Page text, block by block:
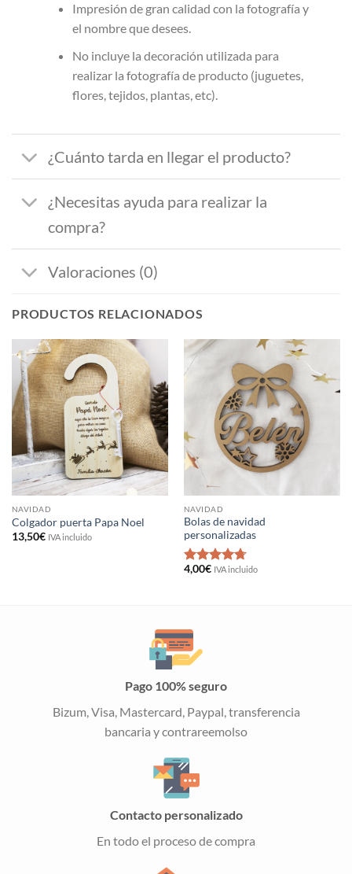
Impresión de gran calidad con la fotografía y
el nombre que desees.
No incluye la decoración utilizada para
realizar la fotografía de producto (juguetes,
flores, tejidos, plantas, etc).
¿Cuánto tarda en llegar el producto?
¿Necesitas ayuda para realizar la
compra?
Valoraciones (0)
PRODUCTOS RELACIONADOS
NAVIDAD
Colgador puerta Papa Noel
13,50€ IVA incluido
NAVIDAD
Bolas de navidad
personalizadas
Valorado
4,00€ IVA incluido
Pago 100% seguro
Bizum, Visa, Mastercard, Paypal, transferencia
bancaria y contrareemolso
Contacto personalizado
En todo el proceso de compra